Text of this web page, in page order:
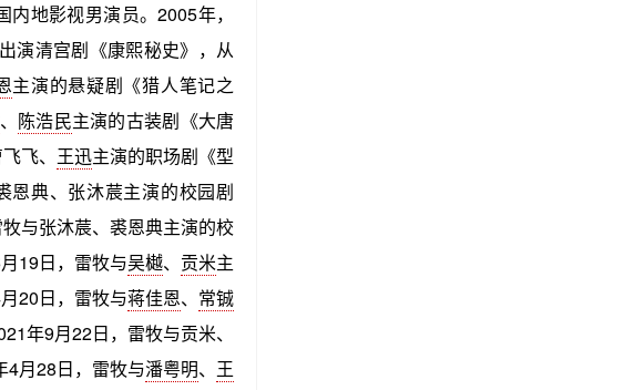
地影视男演员。2005年，
演清宫剧《康熙秘史》，从
主演的悬疑剧《猎人笔记之
、 陈浩民主演的古装剧《大唐
飞、 王迅主演的职场剧《型
恩典、张沐莀主演的校园剧
与张沐莀、裘恩典主演的校
19日，雷牧与吴樾、 贡米主
20日，雷牧与蒋佳恩、 常铖
年9月22日，雷牧与贡米、
4月28日，雷牧与潘粤明、 王